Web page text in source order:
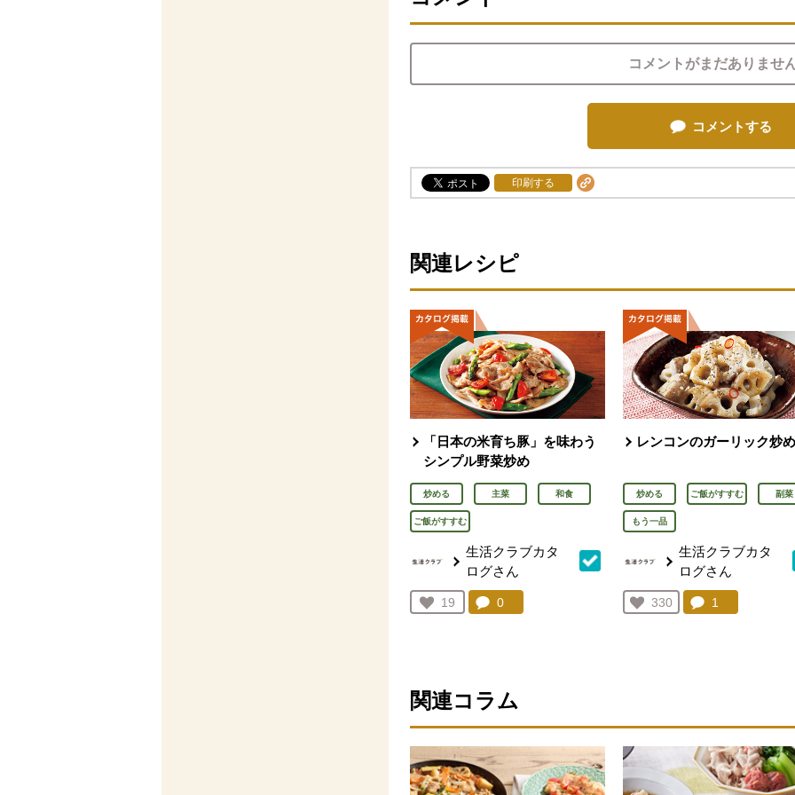
コメントがまだありませ
コメントする
印刷する
関連レシピ
「日本の米育ち豚」を味わう
シンプル野菜炒め
炒める 主菜 和食
ご飯がすすむ
生活クラブカタ
ログさん
お気に入り登録：
19
人が登録
コメント：
0
レンコンのガーリック炒め
炒める ご飯がすすむ 副菜
もう一品
生活クラブカタ
ログさん
お気に入り登録：
330
人が登録
コメント：
1
関連コラム